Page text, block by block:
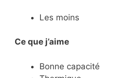
Les moins
Ce que j’aime
Bonne capacité